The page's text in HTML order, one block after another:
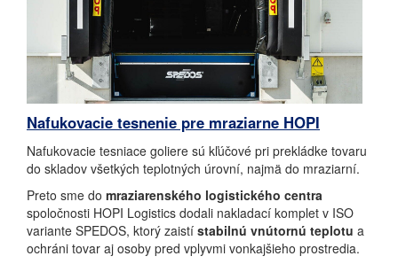
Nafukovacie tesnenie pre mraziarne HOPI
Nafukovacie tesniace goliere sú kľúčové pri prekládke tovaru
do skladov všetkých teplotných úrovní, najmä do mraziarní.
Preto sme do mraziarenského logistického centra
spoločnosti HOPI Logistics dodali nakladací komplet v ISO
variante SPEDOS, ktorý zaistí stabilnú vnútornú teplotu a
ochráni tovar aj osoby pred vplyvmi vonkajšieho prostredia.